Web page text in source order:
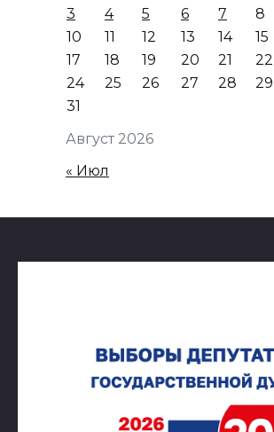
Август 2026
3
4 5 6 7 8
10
11 12 13 14 15
17
18 19 20 21 22
24
25 26 27 28 29
31
« Июл